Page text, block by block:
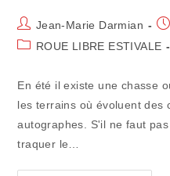
Auteur/autrice
de
Jean-Marie Darmian
PostROUE LIBRE ESTIVALE
En été il existe une chasse
les terrains où évoluent des
autographes. S'il ne faut
traquer le…